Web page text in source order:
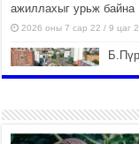
ажиллахыг урьж байна
2026 оны 7 сар 22 / 9 цаг
2026 оны 7 сар 21 / 16 цаг